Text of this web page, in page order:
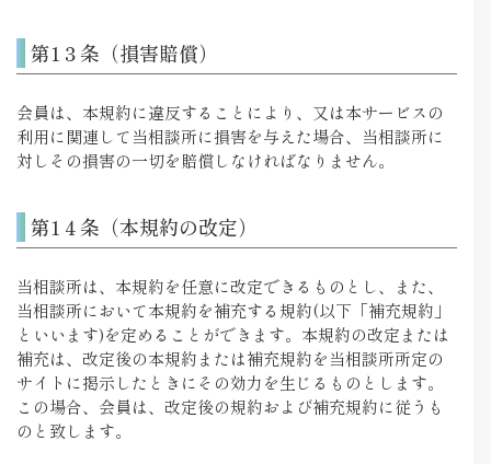
第1３条（損害賠償）
会員は、本規約に違反することにより、又は本サービスの
利用に関連して当相談所に損害を与えた場合、当相談所に
対しその損害の一切を賠償しなければなりません。
第1４条（本規約の改定）
当相談所は、本規約を任意に改定できるものとし、また、
当相談所において本規約を補充する規約(以下「補充規約」
といいます)を定めることができます。本規約の改定または
補充は、改定後の本規約または補充規約を当相談所所定の
サイトに掲示したときにその効力を生じるものとします。
この場合、会員は、改定後の規約および補充規約に従うも
のと致します。